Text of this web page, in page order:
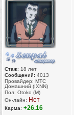
Стаж: 18 лет
Сообщений: 4013
Провайдер: МТС
Домашний (IXNN)
Пол: Otoko (M)
Он-лайн: Нет
Карма: +26.16